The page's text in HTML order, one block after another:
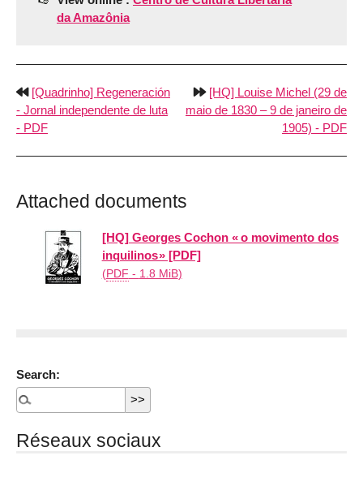
da Amazônia
[Quadrinho] Regeneración
- Jornal independente de luta
- PDF
[HQ] Louise Michel (29 de
maio de 1830 – 9 de janeiro de
1905) - PDF
Attached documents
[HQ] Georges Cochon « o movimento dos
inquilinos » [PDF]
(PDF - 1.8 MiB)
Search:
Réseaux sociaux